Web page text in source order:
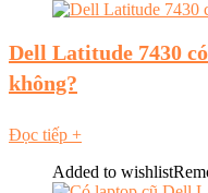
Dell Latitude 7430
không?
Đọc tiếp +
Added to wishlist